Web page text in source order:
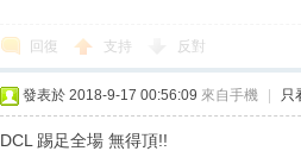
回復 支持 反對
發表於 2018-9-17 00:56:09 來自手機 只
DCL 踢足全場 無得頂!!